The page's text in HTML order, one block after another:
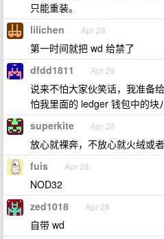
只能重装。
lilichen Apr 28
第一时间就把 wd 给禁了
dfdd1811 Apr 28
说来不怕大家伙笑话，我准备
怕我里面的 ledger 钱包中的块
superkite Apr 28
放心就裸奔，不放心就火绒或
fuis Apr 28
NOD32
zed1018 Apr 28
自带 wd